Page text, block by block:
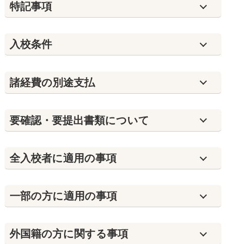
特記事項
入校条件
諸経費の別途支払
要確認・要提出書類について
全入校者に適用の事項
⼀部の方に適用の事項
外国籍の方に関する事項